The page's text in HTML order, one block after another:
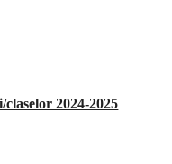
2024-2025